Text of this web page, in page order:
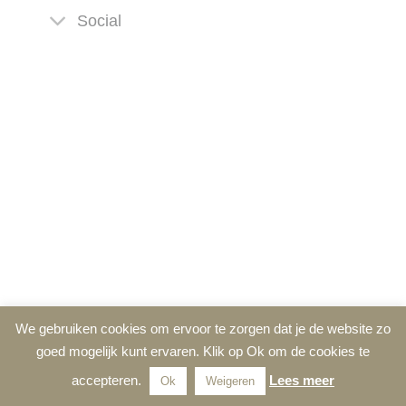
Social
We gebruiken cookies om ervoor te zorgen dat je de website zo
goed mogelijk kunt ervaren. Klik op Ok om de cookies te
accepteren.
Ok Weigeren Lees meer